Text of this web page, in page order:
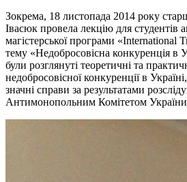
Зокрема, 18 листопада 2014 року
Івасюк провела лекцію для студентів
магістерської програми «International
тему «Недобросовісна конкуренція в
були розглянуті теоретичні та
недобросовісної конкуренції в
значні справи за результатами
Антимонопольним Комітетом